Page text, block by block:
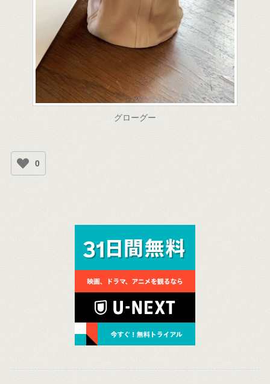
グローグー
0